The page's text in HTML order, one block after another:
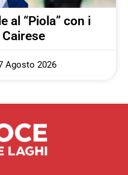
al “Piola” con i
Agosto 2026